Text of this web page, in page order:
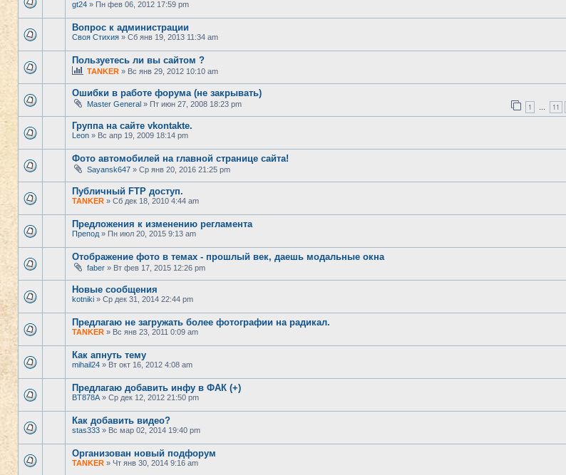
gt24 » Пн фев 06, 2012 17:59 pm
Вопрос к администрации
Своя Стихия » Сб янв 19, 2013 11:34 am
Пользуетесь ли вы сайтом ?
TANKER » Вс янв 29, 2012 10:10 am
Ошибки в работе форума (не закрывать)
Master General » Пт июн 27, 2008 18:23 pm 1 … 11
Группа на сайте vkontakte.
Leon » Вс апр 19, 2009 18:14 pm
Фото автомобилей на главной странице сайта!
Sayansk647 » Ср янв 20, 2016 21:25 pm
Публичный FTP доступ.
TANKER » Сб дек 18, 2010 4:44 am
Предложения к изменению регламента
Препод » Пн июл 20, 2015 9:13 am
Отображение фото в темах - прошлый век, даешь модальные окна
faber » Вт фев 17, 2015 12:26 pm
Новые сообщения
kotniki » Ср дек 31, 2014 22:44 pm
Предлагаю не загружать более фотографии на радикал.
TANKER » Вс янв 23, 2011 0:09 am
Как апнуть тему
mihail24 » Вт окт 16, 2012 4:08 am
Предлагаю добавить инфу в ФАК (+)
BT878A » Ср дек 12, 2012 21:50 pm
Как добавить видео?
stas333 » Вс мар 02, 2014 19:40 pm
Организован новый подфорум
TANKER » Чт янв 30, 2014 9:16 am